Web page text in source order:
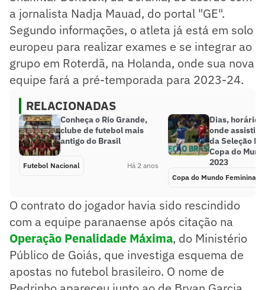
a jornalista Nadja Mauad, do portal "GE".
Segundo informações, o atleta já está em solo
europeu para realizar exames e se integrar ao
grupo em Roterdã, na Holanda, onde sua nova
equipe fará a pré-temporada para 2023-24.
RELACIONADAS
Conheça o Rio Grande,
clube de futebol mais
antigo do Brasil
Futebol Nacional Há 2 anos
Dias,
onde assistir
da Seleção
Copa do
2023
Copa do Mundo Feminina
O contrato do jogador havia sido rescindido
com a equipe paranaense após citação na
Operação Penalidade Máxima, do Ministério
Público de Goiás, que investiga esquema de
apostas no futebol brasileiro. O nome de